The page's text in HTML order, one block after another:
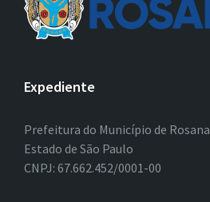
Expediente
Prefeitura do Município de Rosana
Estado de São Paulo
CNPJ: 67.662.452/0001-00